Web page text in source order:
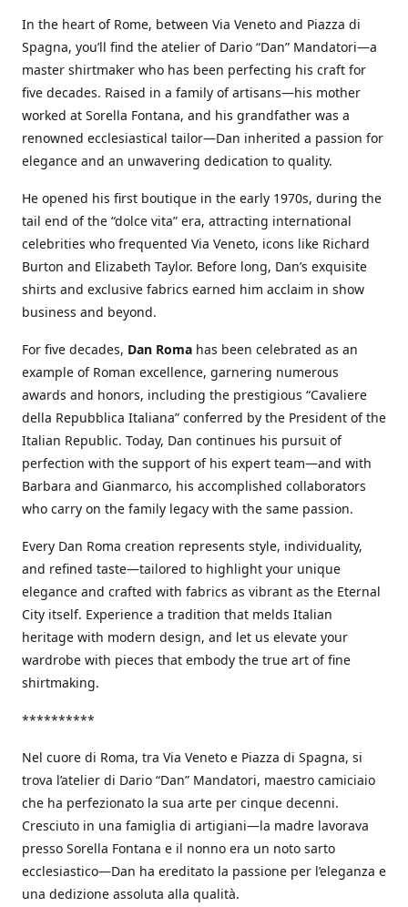
In the heart of Rome, between Via Veneto and Piazza di
Spagna, you’ll find the atelier of Dario “Dan” Mandatori—a
master shirtmaker who has been perfecting his craft for
five decades. Raised in a family of artisans—his mother
worked at Sorella Fontana, and his grandfather was a
renowned ecclesiastical tailor—Dan inherited a passion for
elegance and an unwavering dedication to quality.
He opened his first boutique in the early 1970s, during the
tail end of the “dolce vita” era, attracting international
celebrities who frequented Via Veneto, icons like Richard
Burton and Elizabeth Taylor. Before long, Dan’s exquisite
shirts and exclusive fabrics earned him acclaim in show
business and beyond.
For five decades, Dan Roma has been celebrated as an
example of Roman excellence, garnering numerous
awards and honors, including the prestigious “Cavaliere
della Repubblica Italiana” conferred by the President of the
Italian Republic. Today, Dan continues his pursuit of
perfection with the support of his expert team—and with
Barbara and Gianmarco, his accomplished collaborators
who carry on the family legacy with the same passion.
Every Dan Roma creation represents style, individuality,
and refined taste—tailored to highlight your unique
elegance and crafted with fabrics as vibrant as the Eternal
City itself. Experience a tradition that melds Italian
heritage with modern design, and let us elevate your
wardrobe with pieces that embody the true art of fine
shirtmaking.
**********
Nel cuore di Roma, tra Via Veneto e Piazza di Spagna, si
trova l’atelier di Dario “Dan” Mandatori, maestro camiciaio
che ha perfezionato la sua arte per cinque decenni.
Cresciuto in una famiglia di artigiani—la madre lavorava
presso Sorella Fontana e il nonno era un noto sarto
ecclesiastico—Dan ha ereditato la passione per l’eleganza e
una dedizione assoluta alla qualità.